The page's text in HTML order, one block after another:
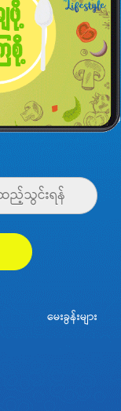
မေးခွန်းများ